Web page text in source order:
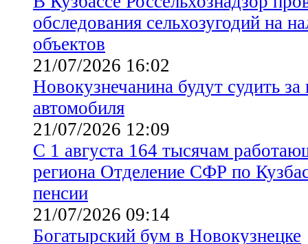
обследования сельхозугодий на
объектов
21/07/2026 16:02
Новокузнечанина будут судить
автомобиля
21/07/2026 12:09
С 1 августа 164 тысячам
региона Отделение СФР по
пенсии
21/07/2026 09:14
Богатырский бум в Новокузнецке